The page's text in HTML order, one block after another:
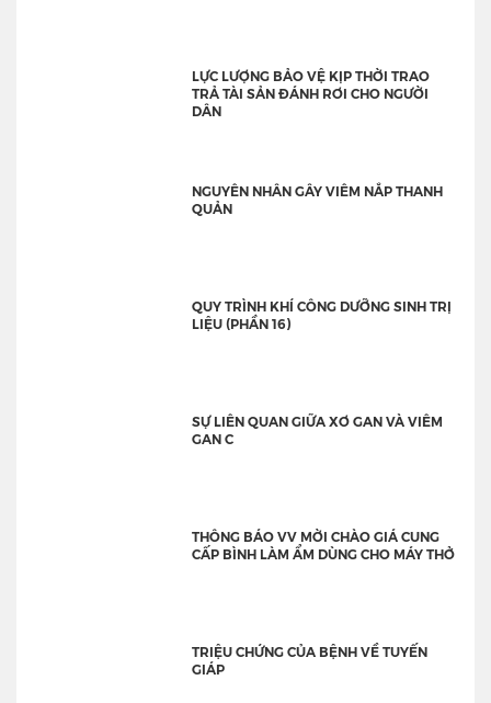
LỰC LƯỢNG BẢO VỆ KỊP THỜI TRAO
TRẢ TÀI SẢN ĐÁNH RƠI CHO NGƯỜI
DÂN
NGUYÊN NHÂN GÂY VIÊM NẮP THANH
QUẢN
QUY TRÌNH KHÍ CÔNG DƯỠNG SINH TRỊ
LIỆU (PHẦN 16)
SỰ LIÊN QUAN GIỮA XƠ GAN VÀ VIÊM
GAN C
THÔNG BÁO VV MỜI CHÀO GIÁ CUNG
CẤP BÌNH LÀM ẨM DÙNG CHO MÁY THỞ
TRIỆU CHỨNG CỦA BỆNH VỀ TUYẾN
GIÁP